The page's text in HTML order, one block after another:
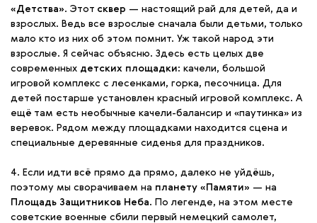
«Детства». Этот сквер — настоящий рай для детей, да и
взрослых. Ведь все взрослые сначала были детьми, только
мало кто из них об этом помнит. Уж такой народ эти
взрослые. Я сейчас объясню. Здесь есть целых две
современных детских площадки: качели, большой
игровой комплекс с лесенками, горка, песочница. Для
детей постарше установлен красный игровой комплекс. А
ещё там есть необычные качели-балансир и «паутинка» из
веревок. Рядом между площадками находится сцена и
специальные деревянные сиденья для праздников.
4. Если идти всё прямо да прямо, далеко не уйдёшь,
поэтому мы сворачиваем на планету «Памяти» — на
Площадь Защитников Неба. По легенде, на этом месте
советские военные сбили первый немецкий самолет,